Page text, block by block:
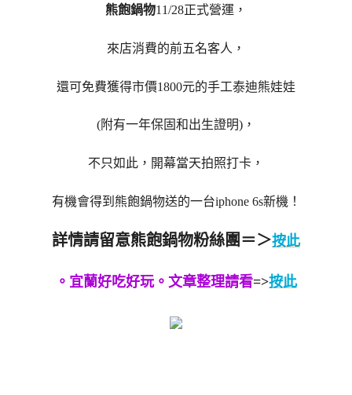
熊飽鍋物11/28正式營運，
來店消費的前五名客人，
還可免費獲得市價1800元的手工泰迪熊娃娃
(附有一年保固和出生證明)，
不只如此，開幕當天拍照打卡，
有機會得到熊飽鍋物送的一台iphone 6s新機！
詳情請留意熊飽鍋物粉絲團＝＞按此
。宜蘭好吃好玩。文章整理請看=>按此